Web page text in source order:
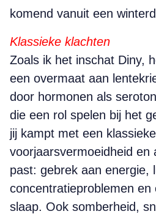
komend vanuit een
Klassieke klachten
Zoals ik het inschat Diny,
een overmaat aan
door hormonen als
die een rol spelen bij het
jij kampt met een klassieke
voorjaarsvermoeidheid en
past: gebrek aan energie,
concentratieproblemen
slaap. Ook somberheid,